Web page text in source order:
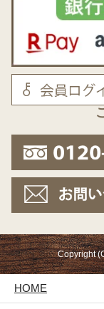
Copyright
HOME